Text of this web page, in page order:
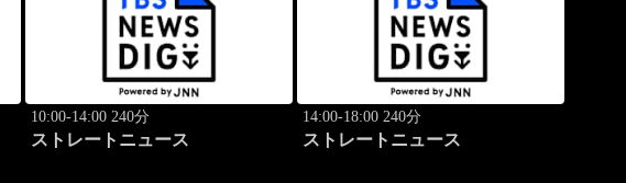
10:00-14:00 240分
ストレートニュース
14:00-18:00 240分
ストレートニュース